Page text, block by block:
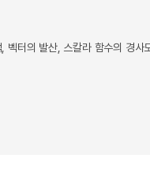
벡터의 발산, 스칼라 함수의 경사